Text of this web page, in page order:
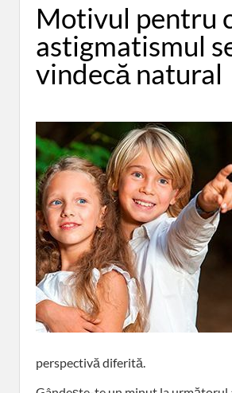
Motivul pentru
astigmatismul
vindecă natural
perspectivă diferită.